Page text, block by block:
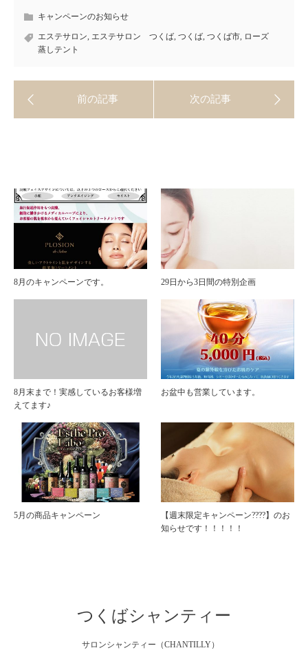
キャンペーンのお知らせ
エステサロン, エステサロン つくば, つくば, つくば市, ローズ
蒸しテント
8月のキャンペーンです。 29日から3日間の特別企画
8月末まで！実感しているお客様増
えてます♪
お盆中も営業しています。
5月の商品キャンペーン
【週末限定キャンペーン????】のお
知らせです！！！！！
つくばシャンティー
サロンシャンティー（CHANTILLY）